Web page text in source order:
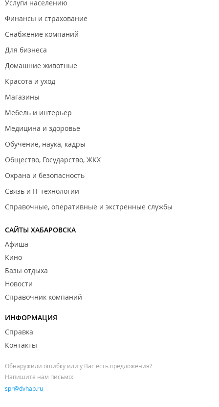
Услуги населению
Финансы и страхование
Снабжение компаний
Для бизнеса
Домашние животные
Красота и уход
Магазины
Мебель и интерьер
Медицина и здоровье
Обучение, наука, кадры
Общество, Государство, ЖКХ
Охрана и безопасность
Связь и IT технологии
Справочные, оперативные и экстренные службы
САЙТЫ ХАБАРОВСКА
Афиша
Кино
Базы отдыха
Новости
Справочник компаний
ИНФОРМАЦИЯ
Справка
Контакты
Обнаружили ошибку или у Вас есть предложения?
Напишите нам письмо:
spr@dvhab.ru